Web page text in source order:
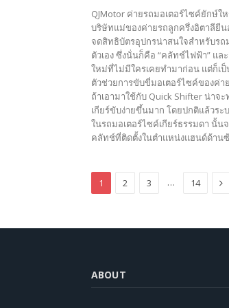
QJMotor ค่ายรถมอเตอร์ไซค์ยักษ์
บริษัทแม่ของค่ายรถลูกครึ่งอิตาลียีน
จดสิทธิบัตรอุปกรน่าสนใจสำหรับร
ตัวเอง ซึ่งนั่นก็คือ “คลัทช์ไฟฟ้า” แล
ใหม่ที่ไม่มีใครเคยทำมาก่อน แต่ก็เ
ตัวช่วยการขับขี่มอเตอร์ไซค์ของค่า
ถ้าเอามาใช้กับ Quick Shifter น่าจ
เกียร์ขับง่ายขึ้นมาก โดยปกติแล้วร
ในรถมอเตอร์ไซค์เกียร์ธรรมดา นั้
คลัทช์ที่ติดตั้งในตำแหน่งแฮนด์ด้าน
1 2 3 … 14
ABOUT